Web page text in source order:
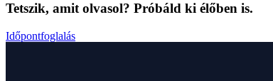
Tetszik, amit olvasol? Próbáld ki élőben is.
Időpontfoglalás